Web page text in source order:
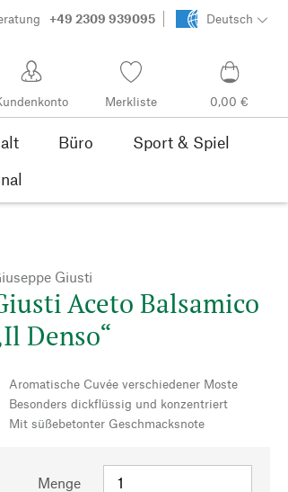
+49 2309 939095 Deutsch
Merkliste 0,00 €
Büro
Sport & Spiel
Giusti
Aceto Balsamico
Denso“
Aromatische Cuvée verschiedener Moste
Besonders dickflüssig und konzentriert
Mit süßebetonter Geschmacksnote
Menge